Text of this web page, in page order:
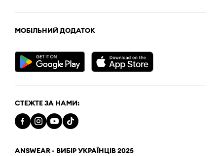
МОБІЛЬНИЙ ДОДАТОК
СТЕЖТЕ ЗА НАМИ:
ANSWEAR - ВИБІР УКРАЇНЦІВ 2025